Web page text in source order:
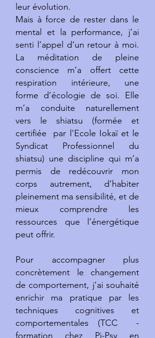
leur évolution.
Mais à force de rester dans le
mental et la performance, j’ai
senti l’appel d’un retour à moi.
La méditation de pleine
conscience m’a offert cette
respiration intérieure, une
forme d’écologie de soi. Elle
m’a conduite naturellement
vers le shiatsu (formée et
certifiée par l'Ecole Iokaï et le
Syndicat Professionnel du
shiatsu) une discipline qui m’a
permis de redécouvrir mon
corps autrement, d’habiter
pleinement ma sensibilité, et de
mieux comprendre les
ressources que l’énergétique
peut offrir.
Pour accompagner plus
concrètement le changement
de comportement, j’ai souhaité
enrichir ma pratique par les
techniques cognitives et
comportementales (TCC -
formation chez Pi-Psy en